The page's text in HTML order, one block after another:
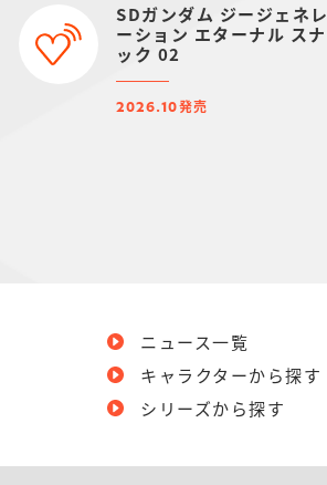
SDガンダム ジージェネレ
ーション エターナル スナ
ック 02
2026.10発売
ニュース一覧
キャラクターから探す
シリーズから探す